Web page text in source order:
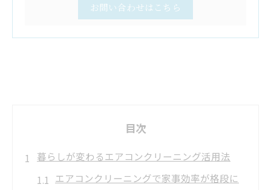
お問い合わせはこちら
目次
暮らしが変わるエアコンクリーニング活用法
エアコンクリーニングで家事効率が格段に